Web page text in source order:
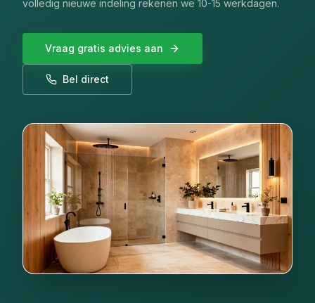
volledig nieuwe indeling rekenen we 10-15 werkdagen.
Vraag gratis advies aan
Bel direct